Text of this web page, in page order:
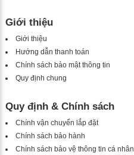
Giới thiệu
Giới thiệu
Hướng dẫn thanh toán
Chính sách bảo mật thông tin
Quy định chung
Quy định & Chính sách
Chính vận chuyển lắp đặt
Chính sách bảo hành
Chính sách bảo vệ thông tin cá nhân